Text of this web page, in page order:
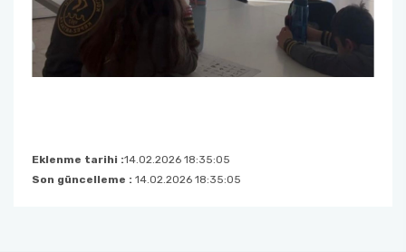
Eklenme tarihi :14.02.2026 18:35:05
Son güncelleme : 14.02.2026 18:35:05